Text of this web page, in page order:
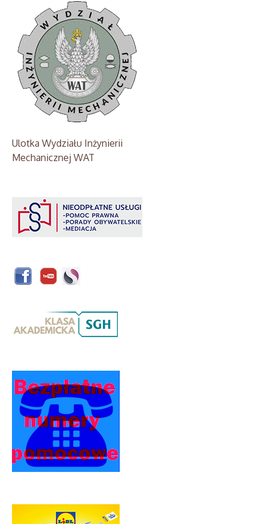
Ulotka Wydziału Inżynierii
Mechanicznej WAT